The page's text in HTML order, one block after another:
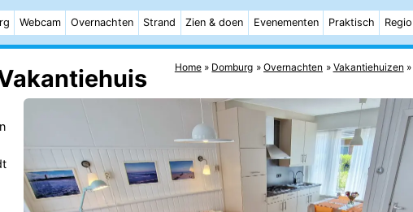
Webcam Overnachten Strand Zien & doen Evenementen Praktisch Regio
Home Domburg Overnachten Vakantiehuizen